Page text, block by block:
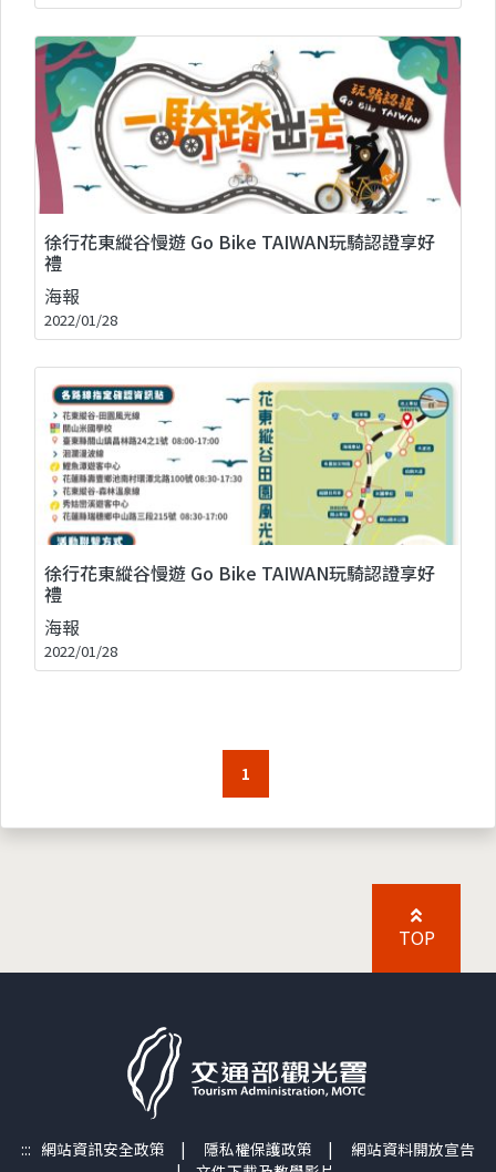
徐行花東縱谷慢遊 Go Bike TAIWAN玩騎認證享好
禮
海報
2022/01/28
徐行花東縱谷慢遊 Go Bike TAIWAN玩騎認證享好
禮
海報
2022/01/28
1
TOP
::: 網站資訊安全政策 | 隱私權保護政策 | 網站資料開放宣告